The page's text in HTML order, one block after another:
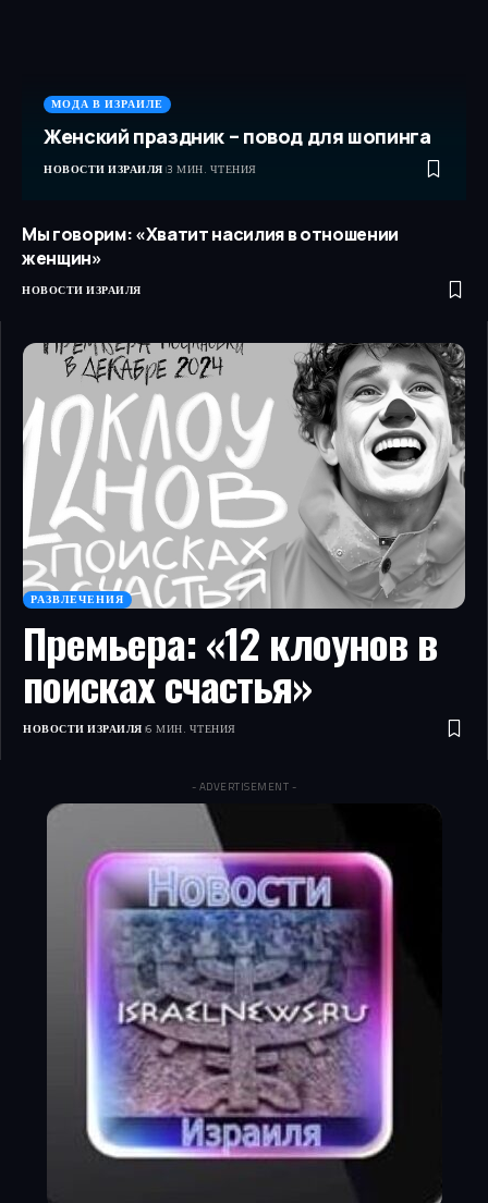
МОДА В ИЗРАИЛЕ
Женский праздник – повод для шопинга
НОВОСТИ ИЗРАИЛЯ 3 МИН. ЧТЕНИЯ
Мы говорим: «Хватит насилия в отношении
женщин»
НОВОСТИ ИЗРАИЛЯ
РАЗВЛЕЧЕНИЯ
Премьера: «12 клоунов в
поисках счастья»
НОВОСТИ ИЗРАИЛЯ 6 МИН. ЧТЕНИЯ
- ADVERTISEMENT -